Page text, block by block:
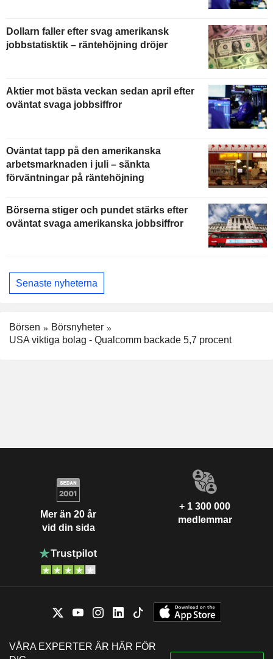
Dollarn faller efter svag amerikansk
jobbstatisktik – räntehöjning dröjer
Aktier mot bästa veckan sedan april efter
oväntat svaga jobbsiffror
Oväntat tapp på den amerikanska
arbetsmarknaden i juli – sänkta
förväntningar på räntehöjning
Börserna stiger och pundet stärks efter
oväntat svaga amerikanska jobbsiffror
Senaste nyheterna
Börsen
Börsnyheter
USA viktiga bolag - Qualcomm backade 5,7 procent
Mer än 20 år
vid din sida
+ 1 300 000
medlemmar
VÅRA EXPERTER ÄR HÄR FÖR